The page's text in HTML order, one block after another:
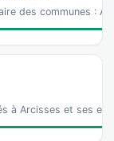
des communes :
à Arcisses et ses